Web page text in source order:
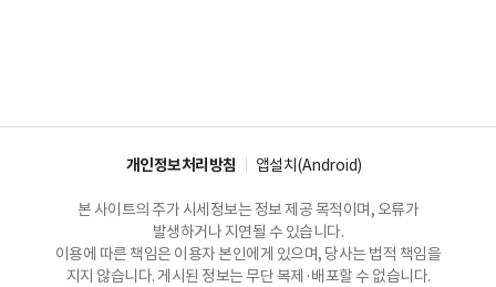
개인정보처리방침 앱설치(Android)
본 사이트의 주가 시세정보는 정보 제공 목적이며, 오류가
발생하거나 지연될 수 있습니다.
이용에 따른 책임은 이용자 본인에게 있으며, 당사는 법적 책임을
지지 않습니다. 게시된 정보는 무단 복제·배포할 수 없습니다.